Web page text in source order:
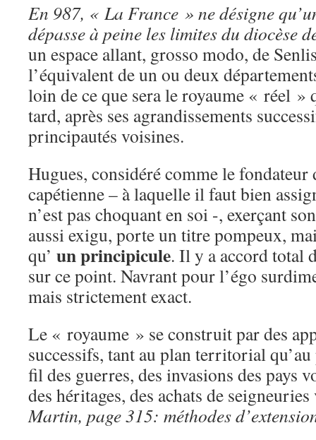
En 987, « La France » ne désigne
dépasse à peine les limites du diocèse
un espace allant, grosso modo, de
l’équivalent de un ou deux
loin de ce que sera le royaume « réel »
tard, après ses agrandissements
principautés voisines.
Hugues, considéré comme le fondateur
capétienne – à laquelle il faut bien
n’est pas choquant en soi -, exerçant
aussi exigu, porte un titre pompeux,
qu’ un principicule. Il y a accord total
sur ce point. Navrant pour l’égo
mais strictement exact.
Le « royaume » se construit par des
successifs, tant au plan territorial
fil des guerres, des invasions des pays
des héritages, des achats de
Martin, page 315: méthodes